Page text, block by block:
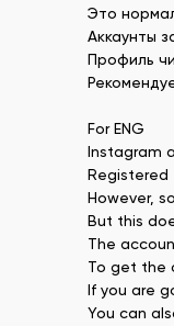
Это
Аккаунты
Профиль
For ENG
Instagram
Registered
However,
But this
The
To get the
If you are
You can